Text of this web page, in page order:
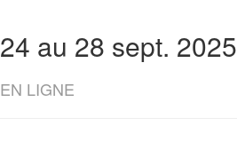
24 au 28 sept. 2025
EN LIGNE